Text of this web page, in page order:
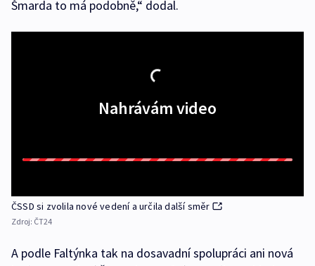
Šmarda to má podobně,“ dodal.
Nahrávám video
ČSSD si zvolila nové vedení a určila další směr
Zdroj: ČT24
A podle Faltýnka tak na dosavadní spolupráci ani nová